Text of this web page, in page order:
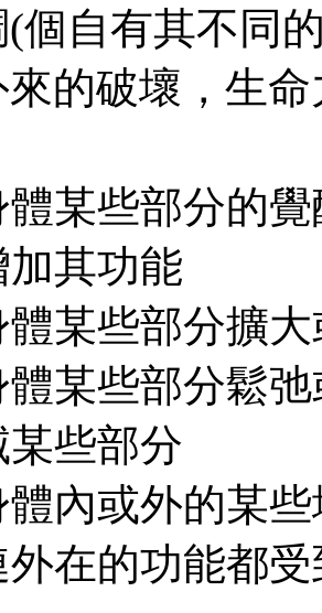
(個自有其不同
的破壞，生
體某些部分的
加其功能
體某些部分擴
體某些部分鬆
某些部分
體內或外的某
外在的功能都